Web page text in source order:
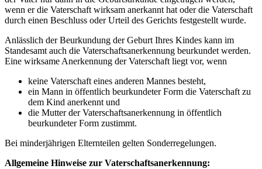
wenn er die Vaterschaft wirksam anerkannt hat oder die Vaterschaft
durch einen Beschluss oder Urteil des Gerichts festgestellt wurde.
Anlässlich der Beurkundung der Geburt Ihres Kindes kann im
Standesamt auch die Vaterschaftsanerkennung beurkundet werden.
Eine wirksame Anerkennung der Vaterschaft liegt vor, wenn
keine Vaterschaft eines anderen Mannes besteht,
ein Mann in öffentlich beurkundeter Form die Vaterschaft zu
dem Kind anerkennt und
die Mutter der Vaterschaftsanerkennung in öffentlich
beurkundeter Form zustimmt.
Bei minderjährigen Elternteilen gelten Sonderregelungen.
Allgemeine Hinweise zur Vaterschaftsanerkennung: